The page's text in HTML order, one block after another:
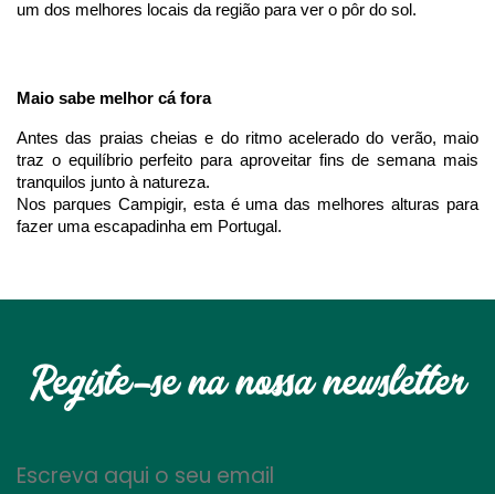
um dos melhores locais da região para ver o pôr do sol.
Maio sabe melhor cá fora
Antes das praias cheias e do ritmo acelerado do verão, maio
traz o equilíbrio perfeito para aproveitar fins de semana mais
tranquilos junto à natureza.
Nos parques Campigir, esta é uma das melhores alturas para
fazer uma escapadinha em Portugal.
Registe-se na nossa newsletter